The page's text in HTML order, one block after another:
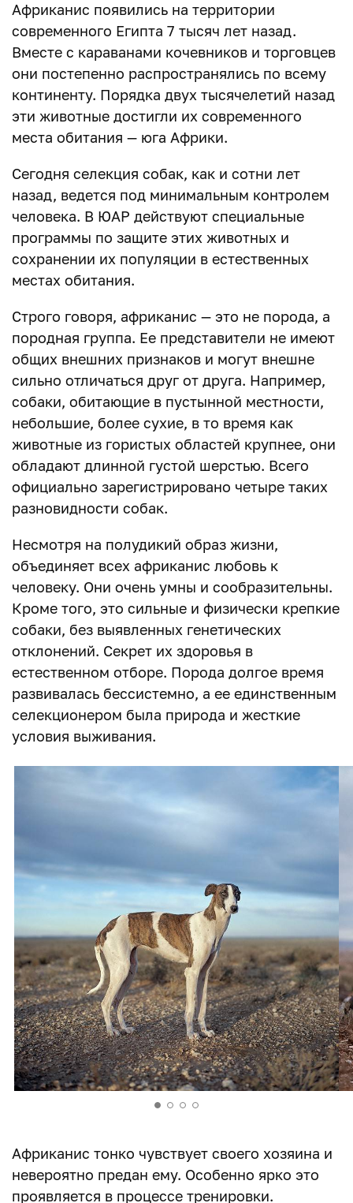
Африканис появились на территории
современного Египта 7 тысяч лет назад.
Вместе с караванами кочевников и торговцев
они постепенно распространялись по всему
континенту. Порядка двух тысячелетий назад
эти животные достигли их современного
места обитания — юга Африки.
Сегодня селекция собак, как и сотни лет
назад, ведется под минимальным контролем
человека. В ЮАР действуют специальные
программы по защите этих животных и
сохранении их популяции в естественных
местах обитания.
Строго говоря, африканис — это не порода, а
породная группа. Ее представители не имеют
общих внешних признаков и могут внешне
сильно отличаться друг от друга. Например,
собаки, обитающие в пустынной местности,
небольшие, более сухие, в то время как
животные из гористых областей крупнее, они
обладают длинной густой шерстью. Всего
официально зарегистрировано четыре таких
разновидности собак.
Несмотря на полудикий образ жизни,
объединяет всех африканис любовь к
человеку. Они очень умны и сообразительны.
Кроме того, это сильные и физически крепкие
собаки, без выявленных генетических
отклонений. Секрет их здоровья в
естественном отборе. Порода долгое время
развивалась бессистемно, а ее единственным
селекционером была природа и жесткие
условия выживания.
Африканис тонко чувствует своего хозяина и
невероятно предан ему. Особенно ярко это
проявляется в процессе тренировки.